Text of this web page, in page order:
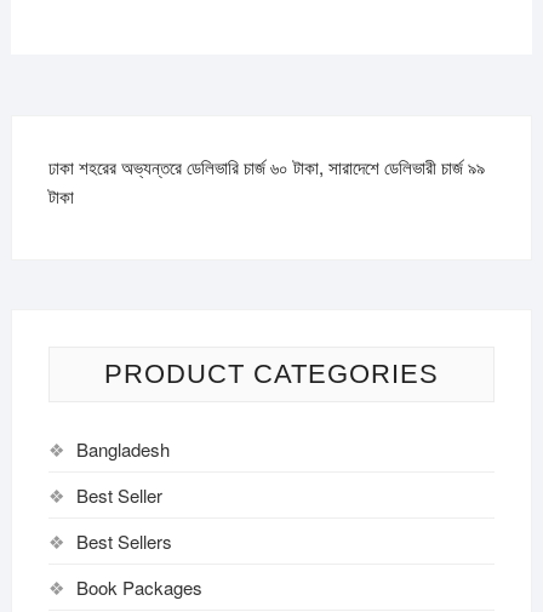
ঢাকা শহরের অভ্যন্তরে ডেলিভারি চার্জ ৬০ টাকা, সারাদেশে ডেলিভারী চার্জ ৯৯
টাকা
PRODUCT CATEGORIES
Bangladesh
Best Seller
Best Sellers
Book Packages